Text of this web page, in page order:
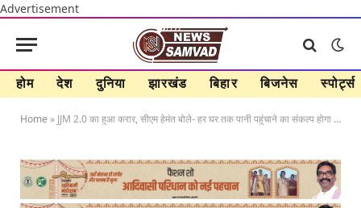
Advertisement
होम देश दुनिया झारखंड बिहार बिजनेस स्पोर्ट्स
Home » JJM 2.0 का हुआ करार, सीएम हेमंत बोले- हर घर तक पानी पहुंचाने का संकल्प होगा पूरा